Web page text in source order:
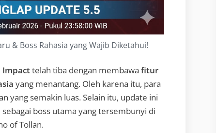
& Boss Rahasia yang Wajib Diketahui!
Impacttelah tiba dengan membawa fitur
yang menantang. Oleh karena itu, para
yang semakin luas. Selain itu, update ini
sebagai boss utama yang tersembunyi di
of Tollan.